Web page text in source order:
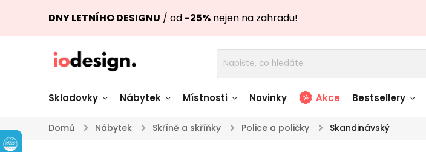
DNY LETNÍHO DESIGNU / od -25% nejen na zahradu!
Skladovky
Židle skladem Stoly skladem Stolky skladem
Nábytek Místnosti Novinky Akce Bestsellery
Domů / Nábytek / Skříně a skříňky / Police a poličky / Skandinávský